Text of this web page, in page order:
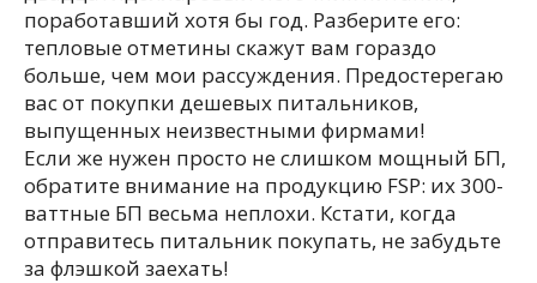
поработавший хотя бы год. Разберите его:
тепловые отметины скажут вам гораздо
больше, чем мои рассуждения. Предостерегаю
вас от покупки дешевых питальников,
выпущенных неизвестными фирмами!
Если же нужен просто не слишком мощный БП,
обратите внимание на продукцию FSP: их 300-
ваттные БП весьма неплохи. Кстати, когда
отправитесь питальник покупать, не забудьте
за флэшкой заехать!